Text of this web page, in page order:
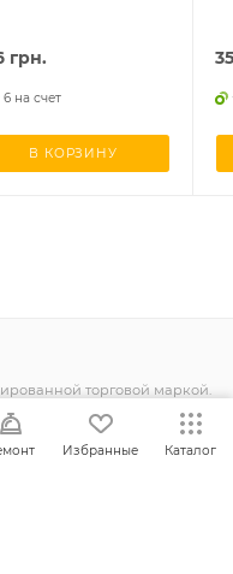
грн.
6 на счет
В КОРЗИНУ
35
торговой маркой.
Избранные Каталог